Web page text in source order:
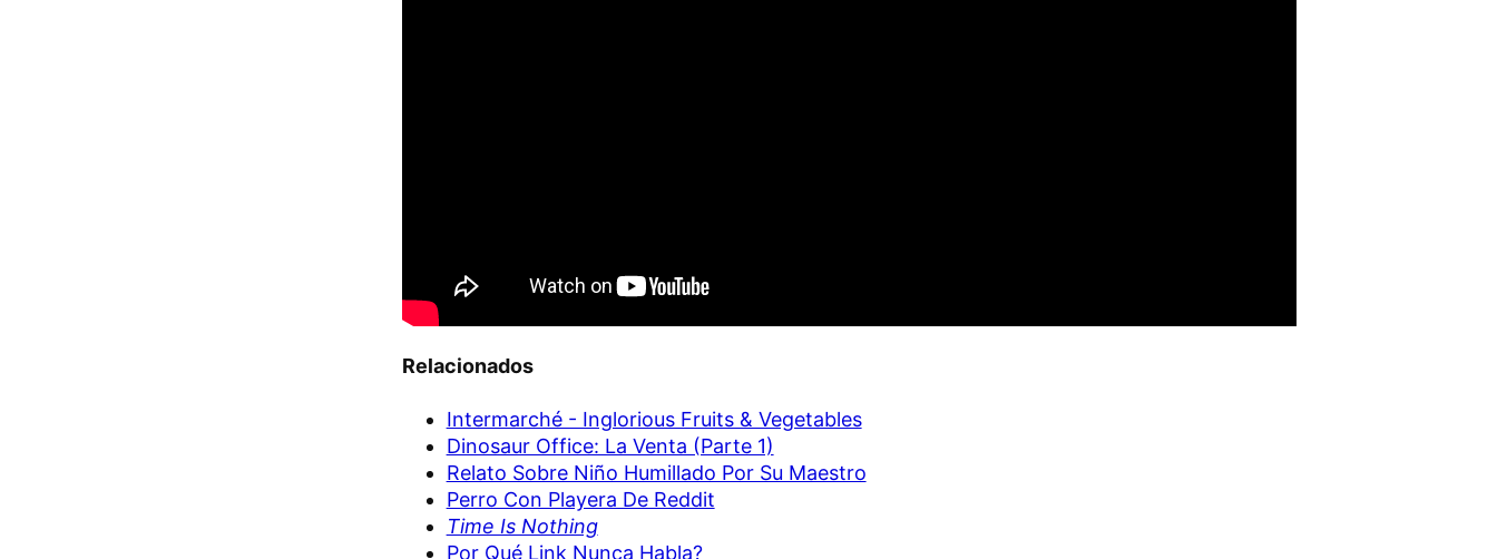
Relacionados
Intermarché - Inglorious Fruits & Vegetables
Dinosaur Office: La Venta (Parte 1)
Relato Sobre Niño Humillado Por Su Maestro
Perro Con Playera De Reddit
Time Is Nothing
Por Qué Link Nunca Habla?